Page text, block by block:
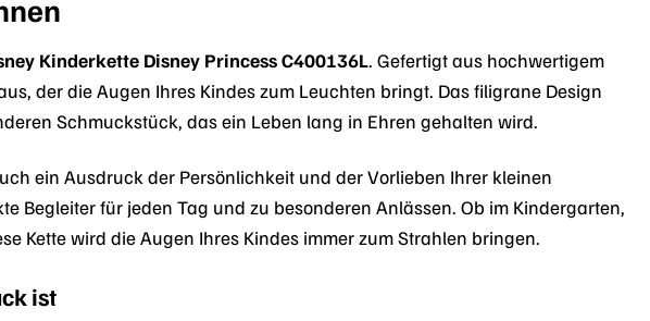
Kinderkette Disney Princess C400136L. Gefertigt aus hochwertigem
der die Augen Ihres Kindes zum Leuchten bringt. Das filigrane Design
Schmuckstück, das ein Leben lang in Ehren gehalten wird.
ein Ausdruck der Persönlichkeit und der Vorlieben Ihrer kleinen
Begleiter für jeden Tag und zu besonderen Anlässen. Ob im Kindergarten,
Kette wird die Augen Ihres Kindes immer zum Strahlen bringen.
ist